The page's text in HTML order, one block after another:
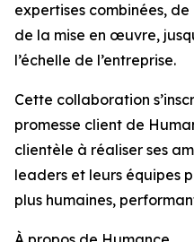
expertises combinées,
de la mise en œuvre,
l’échelle de l’entreprise.
Cette collaboration
promesse client de
clientèle à réaliser ses
leaders et leurs équipes
plus humaines,